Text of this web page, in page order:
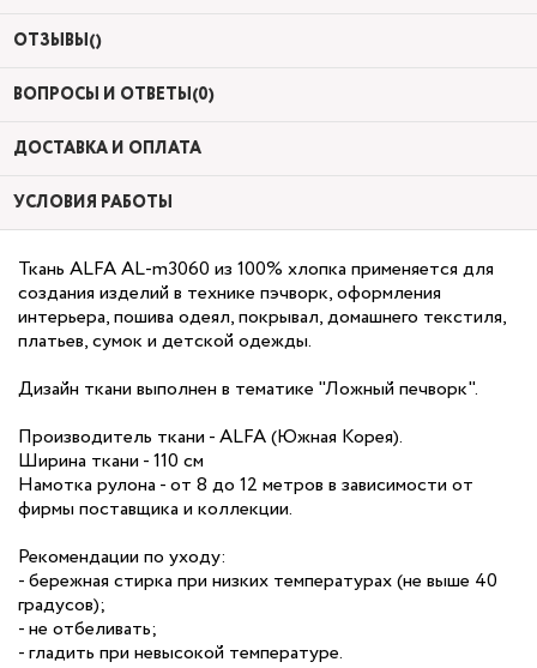
ОТЗЫВЫ()
ВОПРОСЫ И ОТВЕТЫ(0)
ДОСТАВКА И ОПЛАТА
УСЛОВИЯ РАБОТЫ
Ткань ALFA AL-m3060 из 100% хлопка применяется для
создания изделий в технике пэчворк, оформления
интерьера, пошива одеял, покрывал, домашнего текстиля,
платьев, сумок и детской одежды.
Дизайн ткани выполнен в тематике "Ложный печворк".
Производитель ткани - ALFA (Южная Корея).
Ширина ткани - 110 см
Намотка рулона - от 8 до 12 метров в зависимости от
фирмы поставщика и коллекции.
Рекомендации по уходу:
- бережная стирка при низких температурах (не выше 40
градусов);
- не отбеливать;
- гладить при невысокой температуре.